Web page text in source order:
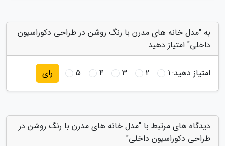
به "مدل خانه های مدرن با رنگ روشن در طراحی دکوراسیون
داخلی" امتیاز دهید
امتیاز دهید:1
2
3
4
5 رای
دیدگاه های مرتبط با "مدل خانه های مدرن با رنگ روشن در
طراحی دکوراسیون داخلی"